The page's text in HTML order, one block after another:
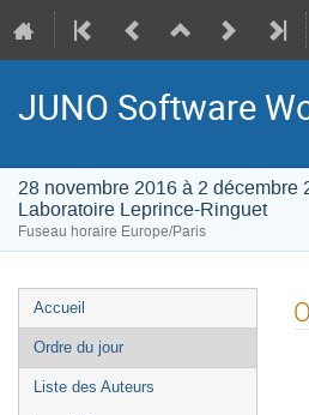
JUNO Software
28 novembre 2016 à 2 décembre
Laboratoire Leprince-Ringuet
Fuseau horaire Europe/Paris
Menu
de
l'événement
Accueil
Ordre du jour
Liste des Auteurs